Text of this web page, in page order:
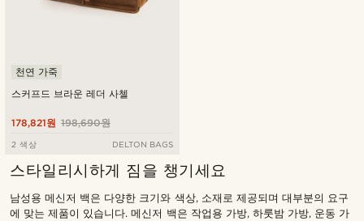
스커프드 브라운 레더 사첼
천연 가죽
198,690원
178,821원
2 색상 DELTON BAGS
스타일리시하게 짐을 챙기세요
남성용 메신저 백은 다양한 크기와 색상, 소재로 제공되며 대부분의 요구
에 맞는 제품이 있습니다. 메신저 백은 작업용 가방, 하룻밤 가방, 운동 가